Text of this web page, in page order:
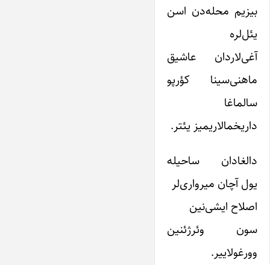
بیزیم محله‌دن اسن
یئل‌لره
آغی‌لاردان عاشیق
ماهنی‌سینا کؤرپو
سالماغا
داریخمالاریمیز یئتر.
دالغادان ساحیله
یول آچان میرواری‌لر
اصلاح ایشی‌نین
سون وئرژئنین
وورغولاییر.